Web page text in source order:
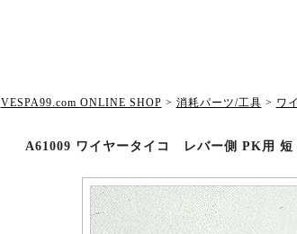
VESPA99.com ONLINE SHOP > 消耗パーツ/工具 > ワ
A61009 ワイヤータイコ レバー側 PK用 短